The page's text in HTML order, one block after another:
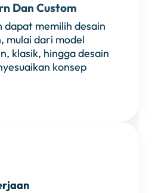
Dan Custom
dapat memilih desain
mulai dari model
klasik, hingga desain
konsep